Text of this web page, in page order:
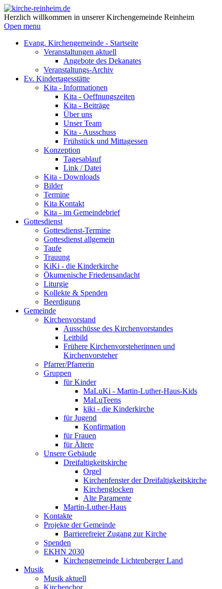
Herzlich willkommen in unserer Kirchengemeinde Reinheim
Open menu
Evang. Kirchengemeinde - Startseite
Veranstaltungen aktuell
Angebote des Dekanates
Veranstaltungs-Archiv
Ev. Kindertagesstätte
Kita - Informationen
Kita - Oeffnungszeiten
Kita - Beiträge
Über uns
Unser Team
Kita - Ausschuss
Frühstück und Mittagessen
Konzeption
Tagesablauf
Link / Datei
Kita - Downloads
Bilder
Termine
Kita Kontakt
Kita - im Gemeindebrief
Gottesdienst
Gottesdienst-Termine
Gottesdienst allgemein
Taufe
Trauung
KiKi - die Kinderkirche
Ökumenische Friedensandacht
Liturgie
Kollekte & Spenden
Beerdigung
Gemeinde
Kirchenvorstand
Ausschüsse des Kirchenvorstandes
Leitbild
Frühere Kirchenvorsteherinnen und
Kirchenvorsteher
Pfarrer/Pfarrerin
Gruppen
für Kinder
MaLuKi - Martin-Luther-Haus-Kids
MaLuTeens
kiki - die Kinderkirche
für Jugend
Konfirmation
für Frauen
für Ältere
Unsere Gebäude
Dreifaltigkeitskirche
Orgel
Kirchenfenster der Dreifaltigkeitskirche
Kirchenglocken
Alte Paramente
Martin-Luther-Haus
Kontakte
Projekte der Gemeinde
Barrierefreier Zugang zur Kirche
Spenden
EKHN 2030
Kirchengemeinde Lichtenberger Land
Musik
Musik aktuell
Kirchenchor